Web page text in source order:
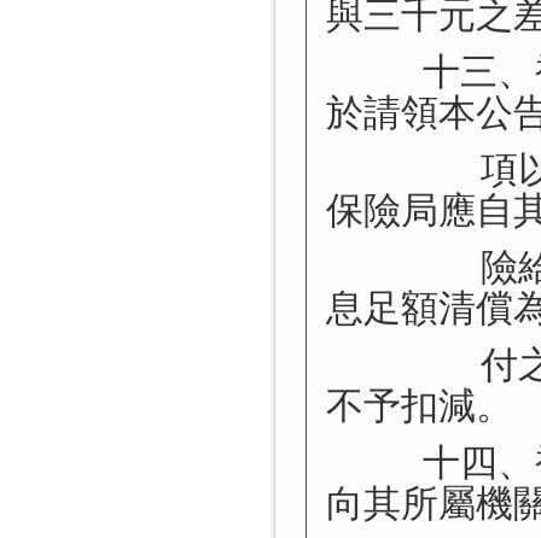
與三千元之
十三
於請領本公
項
保險局應自
險
息足額清償
付
不予扣減。
十四
向其所屬機